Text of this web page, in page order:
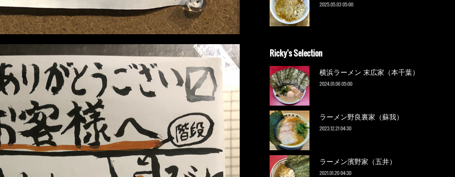
2025.05.03 05:00
Ricky's Selection
横浜ラーメン 末広家（本千葉）
2024.01.06 05:00
ラーメン野良裏家（蘇我）
2023.12.21 04:30
ラーメン濱野家（五井）
2021.01.20 04:30